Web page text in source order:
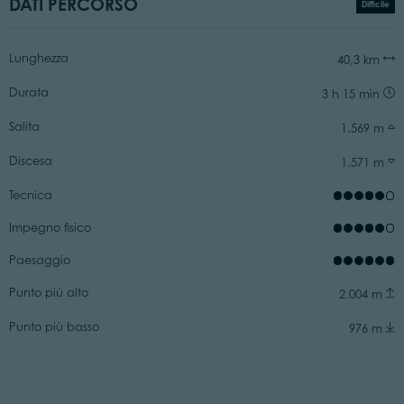
DATI PERCORSO Difficile
Lunghezza 40,3 km
Durata 3 h 15 min
Salita 1.569 m
Discesa 1.571 m
Tecnica
Impegno fisico
Paesaggio
Punto più alto 2.004 m
Punto più basso 976 m